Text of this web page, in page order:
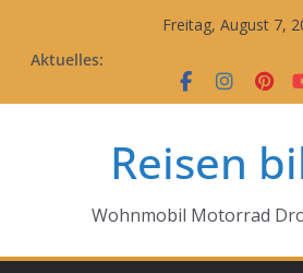
Freitag, August 7,
Aktuelles:
Reisen
Wohnmobil Motorrad